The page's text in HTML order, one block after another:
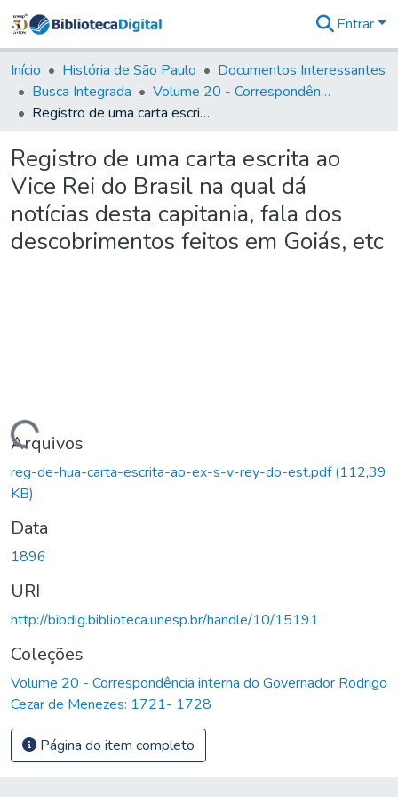
&
Coleções
Tudo na
Biblioteca
Estatísticas
Entrar
Início História de São Paulo
Documentos Interessantes
Busca Integrada
Volume 20 - Correspondência interna do Governador Rodrigo Cezar de Menezes: 1721- 1728
Registro de uma carta escrita ao Vice Rei do Brasil na qual dá notícias desta capitania, fala dos descobrimentos feitos em Goiás, etc
Registro de uma carta escrita ao
Vice Rei do Brasil na qual dá
notícias desta capitania, fala dos
descobrimentos feitos em Goiás, etc
Carregando...
Arquivos
reg-de-hua-carta-escrita-ao-ex-s-v-rey-do-est.pdf(112,39
KB)
Data
1896
URI
http://bibdig.biblioteca.unesp.br/handle/10/15191
Coleções
Volume 20 - Correspondência interna do Governador Rodrigo
Cezar de Menezes: 1721- 1728
Página do item completo